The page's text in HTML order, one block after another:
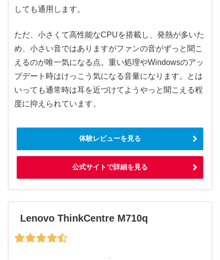
しても通用します。
ただ、小さくて高性能なCPUを搭載し、発熱が多いた
め、小さい音ではありますがファンの音がずっと聞こ
えるのが唯一気になる点。重い処理やWindowsのアッ
プデート時はけっこう気になる音量になります。とは
いっても通常時は耳を近づけてようやっと聞こえる程
度に抑えられています。
体験レビューを見る
公式サイトで詳細を見る
Lenovo ThinkCentre M710q